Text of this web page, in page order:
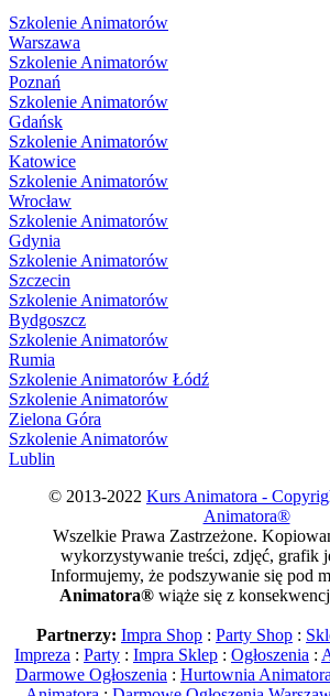
Szkolenie Animatorów
Warszawa
Szkolenie Animatorów
Poznań
Szkolenie Animatorów
Gdańsk
Szkolenie Animatorów
Katowice
Szkolenie Animatorów
Wrocław
Szkolenie Animatorów
Gdynia
Szkolenie Animatorów
Szczecin
Szkolenie Animatorów
Bydgoszcz
Szkolenie Animatorów
Rumia
Szkolenie Animatorów Łódź
Szkolenie Animatorów
Zielona Góra
Szkolenie Animatorów
Lublin
© 2013-2022 Kurs Animatora -
Animatora®
Wszelkie Prawa Zastrzeżone.
wykorzystywanie treści, zdjęć, grafik
Informujemy, że podszywanie się pod
Animatora®wiąże się z
Partnerzy: Impra Shop : Party Shop :
Impreza : Party : Impra Sklep : Ogłoszenia :
Darmowe Ogłoszenia : Hurtownia